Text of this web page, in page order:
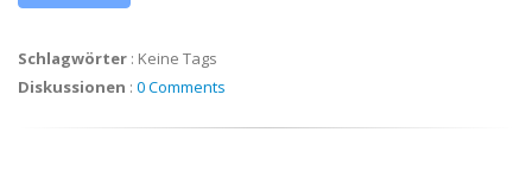
Schlagwörter : Keine Tags
Diskussionen : 0 Comments